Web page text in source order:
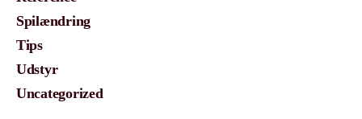
Spilændring
Tips
Udstyr
Uncategorized